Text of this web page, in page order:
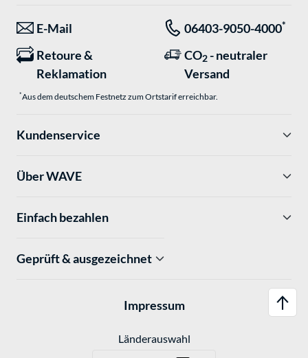
E-Mail 06403-9050-4000*
Retoure &
Reklamation
CO2 - neutraler
Versand
*Aus dem deutschem Festnetz zum Ortstarif erreichbar.
Kundenservice
Über WAVE
Einfach bezahlen
Geprüft & ausgezeichnet
Impressum
Länderauswahl